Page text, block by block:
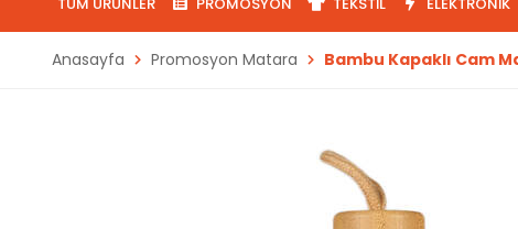
Anasayfa Promosyon Matara Bambu Kapaklı Cam